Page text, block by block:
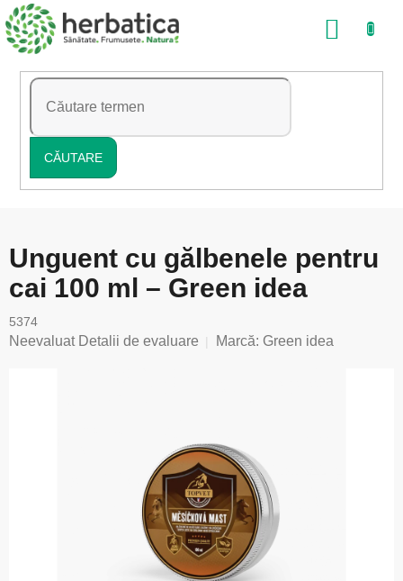
Treci
la
conținut
CĂUTARE
COŞ
Unguent cu gălbenele pentru
cai 100 ml – Green idea
5374
Evaluarea
Neevaluat Detalii de evaluare Marcă: Green idea